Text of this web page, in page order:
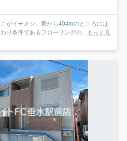
がイチオシ。家から404mのところには
り条件であるフローリングの... もっと見